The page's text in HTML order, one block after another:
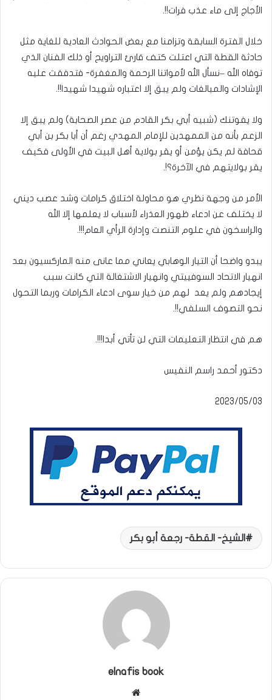
الأجاج إلى ماء عذب فرات!!.
خلال الفترة السابقة وتزامنا مع بعض الحوادث العادية للغاية مثل
حادثة القطة التي اعتلت كتف قارئ التراويح أو ذلك الفنان الذي
توفاه الله –نسأل الله لأمواتنا الرحمة والمغفرة- فتدفقت عليه
الإشادات والمبالغات ولم يبق إلا اعتباره شهيدا شهيدا!!.
ولا يفوتنك (شبيه أبي بكر القادم من عصر الصحابة) ولم يبق إلا
الزعم بأنه من الممهدين للإمام المهدي رغم أن أبا بكر بن أبي
قحافة لم يكن يؤمن أو يقر بولاية أهل البيت في الأولى فكيف
يقر بولايتهم في الآخرة؟!.
الأمر من وجهة نظري هو محاولة اختلاق كرامات وشد عصب ديني
لا يختلف عن ادعاء ظهور العذراء لأسباب لا يعلمها إلا الله
والراسخون في علوم التنصت وإدارة الرأي العام!!!.
يبدو واضحا أن التيار الوهابي يعاني مما عانى منه الماركسيون بعد
انهيار الاتحاد السوفييتي وانهيار الاشتغالة التي كانت سبب
إيجادهم ولم يعد لهم من خيار سوى ادعاء الكرامات وربما التحول
نحو التصوف السلفي!!.
هم في انتظار التعليمات التي لن تأتي أبدا!!!.
دكتور أحمد راسم النفيس
الشيخ- القطة- رجعة أبو بكر
elnafis book